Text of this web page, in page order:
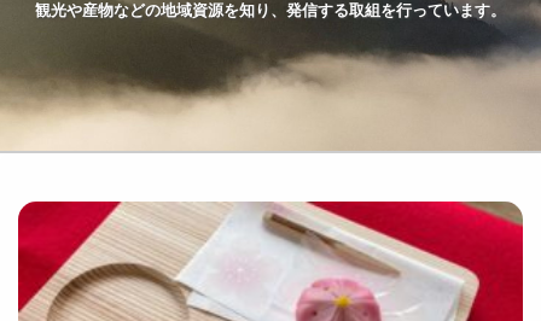
観光や産物などの地域資源を知り、発信する取組を行っています。